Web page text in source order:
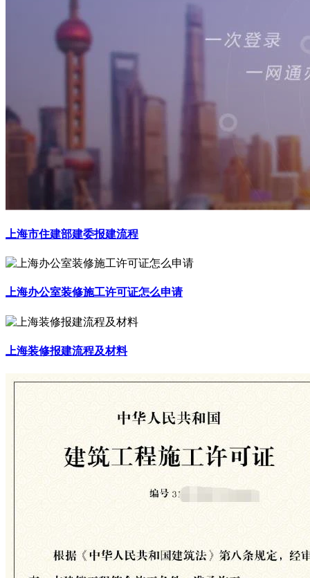
上海市住建部建委报建流程
上海办公室装修施工许可证怎么申请
上海装修报建流程及材料